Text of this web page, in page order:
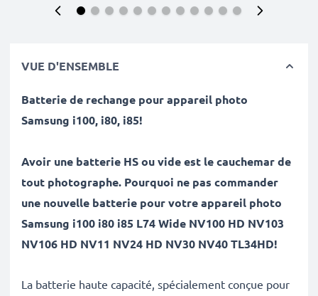
VUE D'ENSEMBLE
Batterie de rechange pour appareil photo
Samsung i100, i80, i85!
Avoir une batterie HS ou vide est le cauchemar de
tout photographe. Pourquoi ne pas commander
une nouvelle batterie pour votre appareil photo
Samsung i100 i80 i85 L74 Wide NV100 HD NV103
NV106 HD NV11 NV24 HD NV30 NV40 TL34HD!
La batterie haute capacité, spécialement conçue pour